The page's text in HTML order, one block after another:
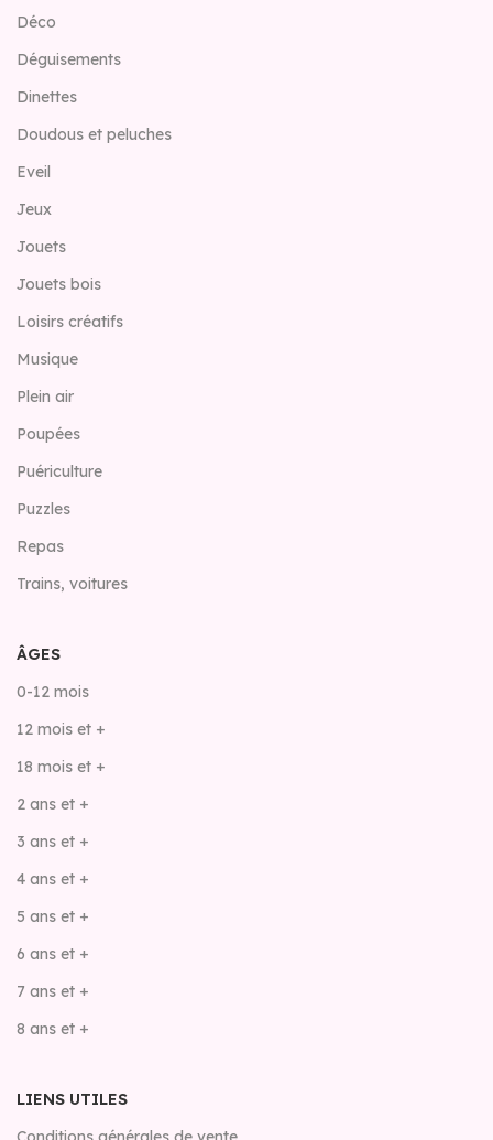
Déco
Déguisements
Dinettes
Doudous et peluches
Eveil
Jeux
Jouets
Jouets bois
Loisirs créatifs
Musique
Plein air
Poupées
Puériculture
Puzzles
Repas
Trains, voitures
ÂGES
0-12 mois
12 mois et +
18 mois et +
2 ans et +
3 ans et +
4 ans et +
5 ans et +
6 ans et +
7 ans et +
8 ans et +
LIENS UTILES